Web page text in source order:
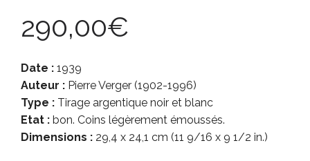
290,00€
Date : 1939
Auteur : Pierre Verger (1902-1996)
Type : Tirage argentique noir et blanc
Etat : bon. Coins légèrement émoussés.
Dimensions : 29,4 x 24,1 cm (11 9/16 x 9 1/2 in.)